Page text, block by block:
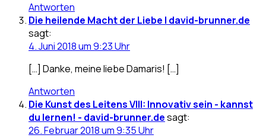
Antworten
Die heilende Macht der Liebe | david-brunner.de
sagt:
4. Juni 2018 um 9:23 Uhr
[…] Danke, meine liebe Damaris! […]
Antworten
Die Kunst des Leitens VIII: Innovativ sein - kannst
du lernen! - david-brunner.desagt:
26. Februar 2018 um 9:35 Uhr